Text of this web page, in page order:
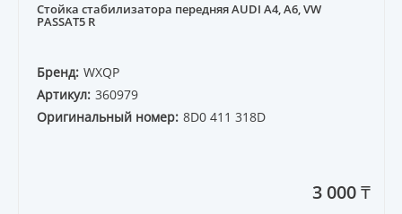
Стойка стабилизатора передняя AUDI A4, A6, VW
PASSAT5 R
Бренд: WXQP
Артикул: 360979
Оригинальный номер: 8D0 411 318D
3 000 ₸